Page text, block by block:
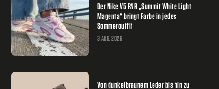
Der Nike V5 RNR „Summit White Light
Magenta“ bringt Farbe in jedes
Sommeroutfit
3 AUG. 2026
Von dunkelbraunem Leder bis hin zu